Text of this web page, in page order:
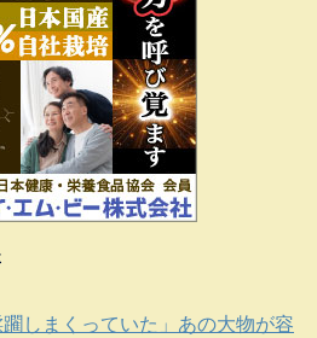
しまくっていた」あの大物が容